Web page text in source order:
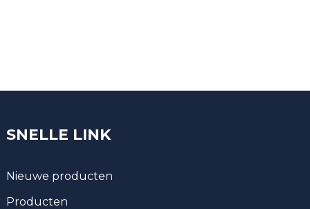
SNELLE LINK
Nieuwe producten
Producten